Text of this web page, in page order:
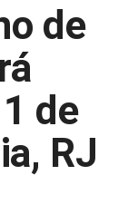
de
de
RJ